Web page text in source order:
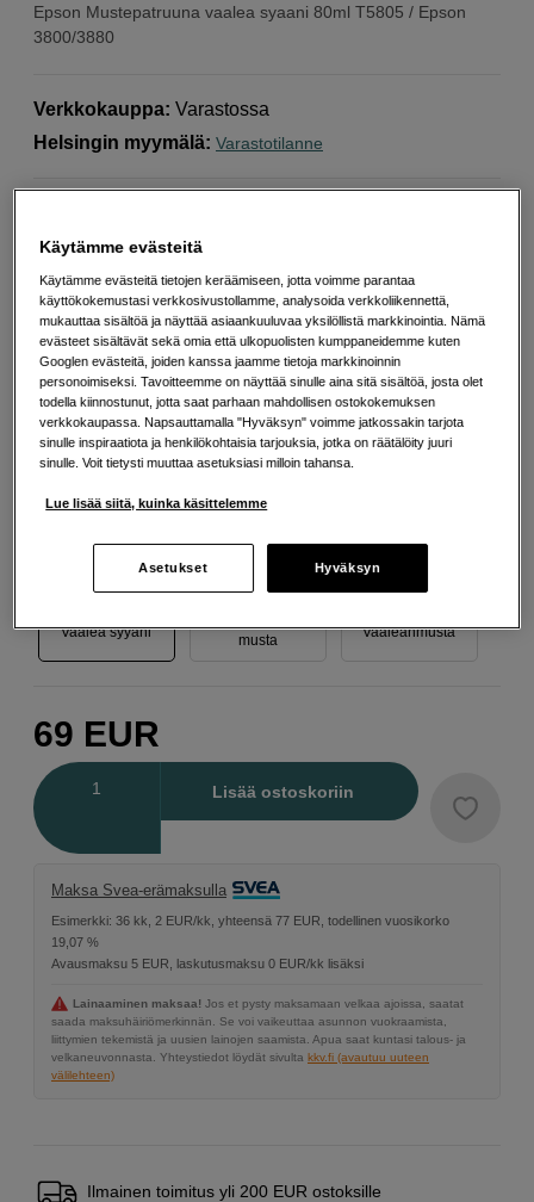
Epson Mustepatruuna vaalea syaani 80ml T5805 / Epson
3800/3880
Verkkokauppa: Varastossa
Helsingin myymälä: Varastotilanne
Keltainen Magenta Matta musta
Vaalea syyani
Vaalean vaalea
musta
Vaaleanmusta
69 EUR
Lisää ostoskoriin
Maksa Svea-erämaksulla
Esimerkki: 36 kk, 2 EUR/kk, yhteensä 77 EUR, todellinen vuosikorko
19,07 %
Avausmaksu 5 EUR, laskutusmaksu 0 EUR/kk lisäksi
Lainaaminen maksaa! Jos et pysty maksamaan velkaa ajoissa, saatat
saada maksuhäiriömerkinnän. Se voi vaikeuttaa asunnon vuokraamista,
liittymien tekemistä ja uusien lainojen saamista. Apua saat kuntasi talous- ja
velkaneuvonnasta. Yhteystiedot löydät sivulta kkv.fi (avautuu uuteen
välilehteen)
Ilmainen toimitus yli 200 EUR ostoksille
Käytämme evästeitä
Käytämme evästeitä tietojen keräämiseen, jotta voimme parantaa
käyttökokemustasi verkkosivustollamme, analysoida verkkoliikennettä,
mukauttaa sisältöä ja näyttää asiaankuuluvaa yksilöllistä markkinointia. Nämä
evästeet sisältävät sekä omia että ulkopuolisten kumppaneidemme kuten
Googlen evästeitä, joiden kanssa jaamme tietoja markkinoinnin
personoimiseksi. Tavoitteemme on näyttää sinulle aina sitä sisältöä, josta olet
todella kiinnostunut, jotta saat parhaan mahdollisen ostokokemuksen
verkkokaupassa. Napsauttamalla "Hyväksyn" voimme jatkossakin tarjota
sinulle inspiraatiota ja henkilökohtaisia tarjouksia, jotka on räätälöity juuri
sinulle. Voit tietysti muuttaa asetuksiasi milloin tahansa.
Lue lisää siitä, kuinka käsittelemme
Asetukset Hyväksyn